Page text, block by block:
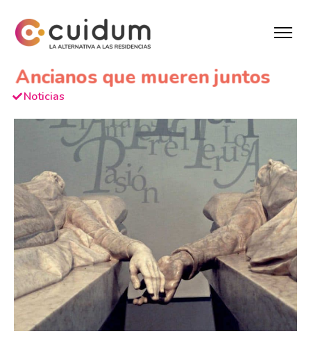
Ancianos que mueren juntos
Noticias